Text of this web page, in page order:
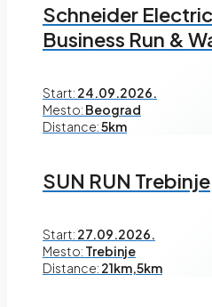
Schneider
Business Run &
Start: 24.09.2026.
Mesto: Beograd
Distance:5km
SUN RUN Trebinje
Start: 27.09.2026.
Mesto: Trebinje
Distance: 21km,5km